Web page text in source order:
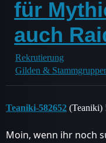
für
auch
Rekrutierung
Gilden &
Teaniki-582652 (Teaniki)
Moin, wenn ihr noch